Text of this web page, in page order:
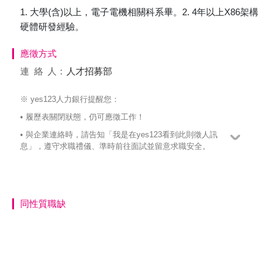
1. 大學(含)以上，電子電機相關科系畢。2. 4年以上X86架構
硬體研發經驗。
應徵方式
連絡
人： 人才招募部
※ yes123人力銀行提醒您：
• 履歷表關閉狀態，仍可應徵工作！
• 與企業連絡時，請告知「我是在yes123看到此則徵人訊
息」，遵守求職禮儀、準時前往面試並留意求職安全。
同性質職缺